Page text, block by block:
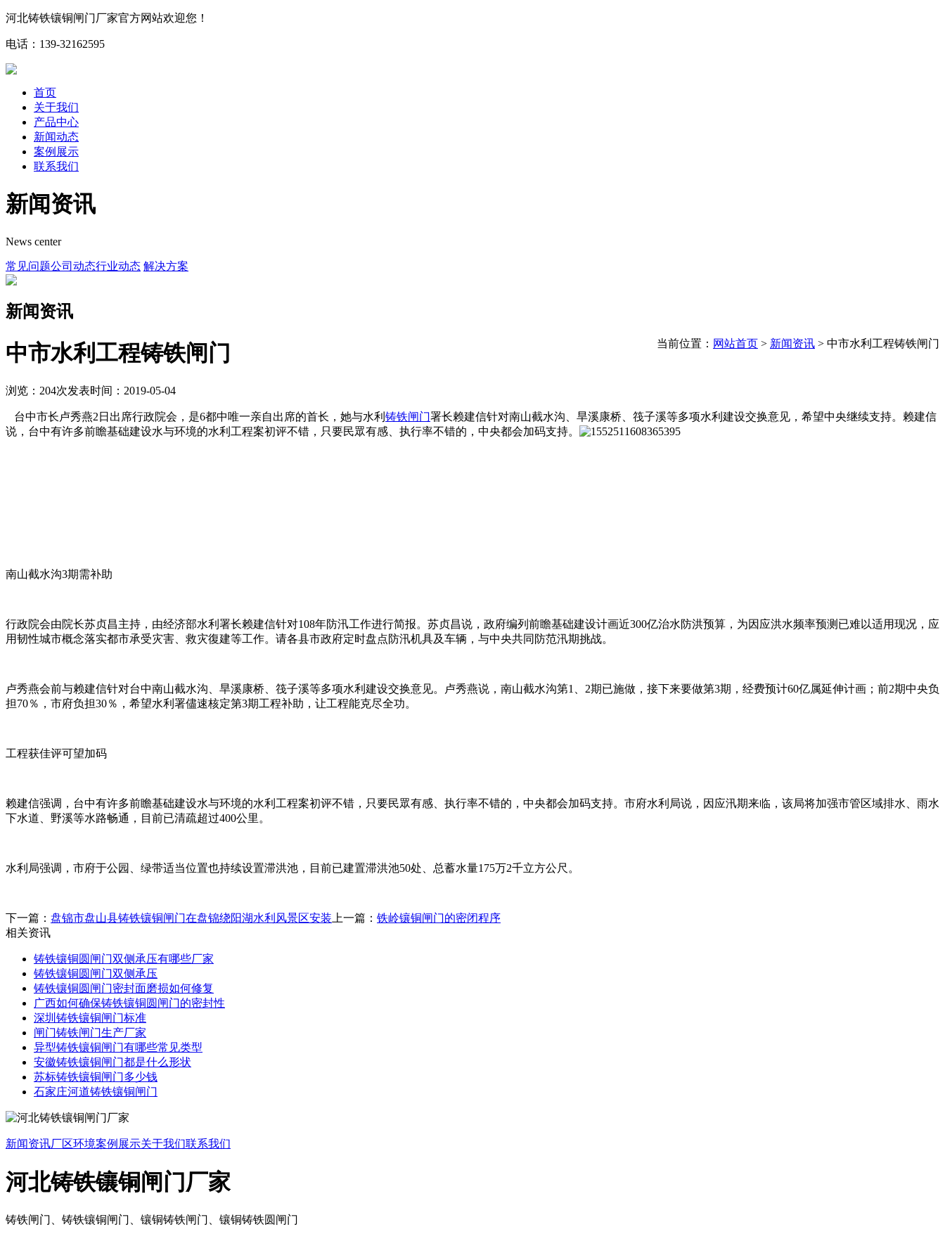
河北铸铁镶铜闸门厂家官方网站欢迎您！
电话：139-32162595
首页
关于我们
产品中心
新闻动态
案例展示
联系我们
新闻资讯
News center
常见问题公司动态行业动态 解决方案
新闻资讯
当前位置： 网站首页 > 新闻资讯 > 中市水利工程铸铁闸门
中市水利工程铸铁闸门
浏览：204次发表时间：2019-05-04
台中市长卢秀燕2日出席行政院会，是6都中唯一亲自出席的首长，她与水利 铸铁闸门署长赖建信针对南山截水沟、旱溪康桥、筏子溪等多项水利建设交换意见，希望中央继续支持。赖建信
说，台中有许多前瞻基础建设水与环境的水利工程案初评不错，只要民眾有感、执行率不错的，中央都会加码支持。
南山截水沟3期需补助
行政院会由院长苏贞昌主持，由经济部水利署长赖建信针对108年防汛工作进行简报。苏贞昌说，政府编列前瞻基础建设计画近300亿治水防洪预算，为因应洪水频率预测已难以适用现况，应
用韧性城市概念落实都市承受灾害、救灾復建等工作。请各县市政府定时盘点防汛机具及车辆，与中央共同防范汛期挑战。
卢秀燕会前与赖建信针对台中南山截水沟、旱溪康桥、筏子溪等多项水利建设交换意见。卢秀燕说，南山截水沟第1、2期已施做，接下来要做第3期，经费预计60亿属延伸计画；前2期中央负
担70％，市府负担30％，希望水利署儘速核定第3期工程补助，让工程能克尽全功。
工程获佳评可望加码
赖建信强调，台中有许多前瞻基础建设水与环境的水利工程案初评不错，只要民眾有感、执行率不错的，中央都会加码支持。市府水利局说，因应汛期来临，该局将加强市管区域排水、雨水
下水道、野溪等水路畅通，目前已清疏超过400公里。
水利局强调，市府于公园、绿带适当位置也持续设置滞洪池，目前已建置滞洪池50处、总蓄水量175万2千立方公尺。
下一篇： 盘锦市盘山县铸铁镶铜闸门在盘锦绕阳湖水利风景区安装 上一篇： 铁岭镶铜闸门的密闭程序
相关资讯
铸铁镶铜圆闸门双侧承压有哪些厂家
铸铁镶铜圆闸门双侧承压
铸铁镶铜圆闸门密封面磨损如何修复
广西如何确保铸铁镶铜圆闸门的密封性
深圳铸铁镶铜闸门标准
闸门铸铁闸门生产厂家
异型铸铁镶铜闸门有哪些常见类型
安徽铸铁镶铜闸门都是什么形状
苏标铸铁镶铜闸门多少钱
石家庄河道铸铁镶铜闸门
新闻资讯厂区环境案例展示关于我们联系我们
河北铸铁镶铜闸门厂家
铸铁闸门、铸铁镶铜闸门、镶铜铸铁闸门、镶铜铸铁圆闸门